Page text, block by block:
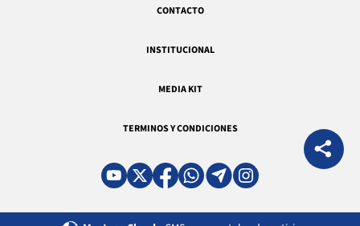
CONTACTO
INSTITUCIONAL
MEDIA KIT
TERMINOS Y CONDICIONES